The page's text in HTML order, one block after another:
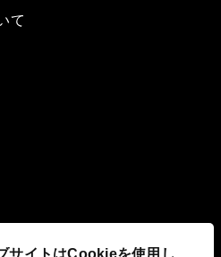
サイトはCookieを使用し
て
組み